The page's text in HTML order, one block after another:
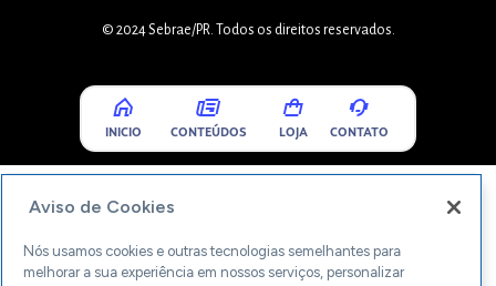
© 2024 Sebrae/PR. Todos os direitos reservados.
INICIO CONTEÚDOS LOJA CONTATO
Aviso de Cookies
Nós usamos cookies e outras tecnologias semelhantes para
melhorar a sua experiência em nossos serviços, personalizar